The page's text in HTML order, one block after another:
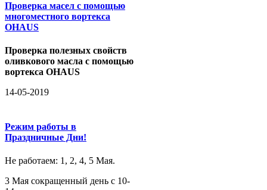
Проверка масел с помощью
многоместного вортекса
OHAUS
Проверка полезных свойств
оливкового масла с помощью
вортекса OHAUS
14-05-2019
Режим работы в
Праздничные Дни!
Не работаем: 1, 2, 4, 5 Мая.
3 Мая сокращенный день с 10-